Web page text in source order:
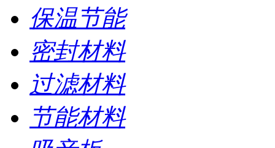
保温节能
密封材料
过滤材料
节能材料